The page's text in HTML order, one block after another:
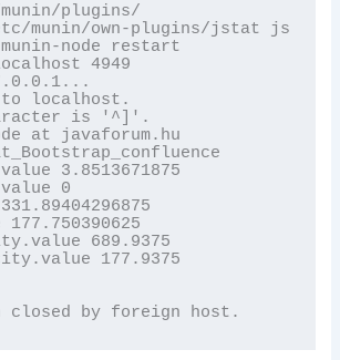
plugins/
munin/own-plugins/jstat
node restart
4949
to localhost.
is '^]'.
at javaforum.hu
3.8513671875
0
689.9375
177.9375
closed by foreign host.